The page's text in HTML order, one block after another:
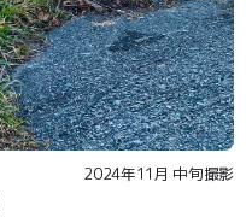
2024年11月 中旬撮影